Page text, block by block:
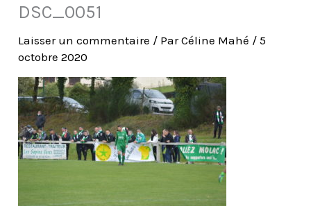
DSC_0051
Laisser un commentaire / ParCéline Mahé /5
octobre 2020